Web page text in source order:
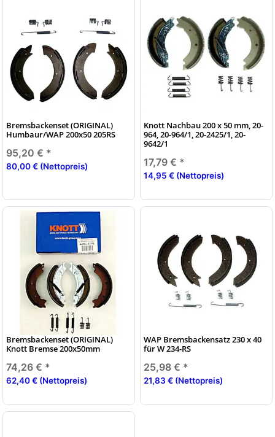
Bremsbackenset (ORIGINAL)
Humbaur/WAP 200x50 205RS
95,20 € *
80,00 € (Nettopreis)
Knott Nachbau 200 x 50 mm, 20-
964, 20-964/1, 20-2425/1, 20-
9642/1
17,79 € *
14,95 € (Nettopreis)
Bremsbackenset (ORIGINAL)
Knott Bremse 200x50mm
74,26 € *
62,40 € (Nettopreis)
WAP Bremsbackensatz 230 x 40
für W 234-RS
25,98 € *
21,83 € (Nettopreis)